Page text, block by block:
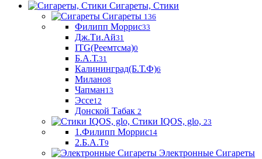
Сигареты, Стики
Сигареты 136
Филипп Моррис33
Дж.Ти.Ай31
ITG(Реемтсма)0
Б.А.Т.31
Калининград(Б.Т.Ф)6
Милано8
Чапман13
Эссе12
Донской Табак 2
Стики IQOS, glo, 23
1.Филипп Моррис14
2.Б.А.Т9
Электронные Сигареты